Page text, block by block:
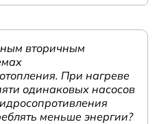
вторичным
При нагреве
одинаковых насосов
меньше энергии?